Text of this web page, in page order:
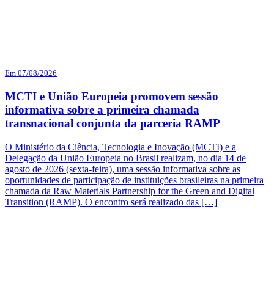
Em 07/08/2026
MCTI e União Europeia promovem sessão
informativa sobre a primeira chamada
transnacional conjunta da parceria RAMP
O Ministério da Ciência, Tecnologia e Inovação (MCTI) e a
Delegação da União Europeia no Brasil realizam, no dia 14 de
agosto de 2026 (sexta-feira), uma sessão informativa sobre as
oportunidades de participação de instituições brasileiras na primeira
chamada da Raw Materials Partnership for the Green and Digital
Transition (RAMP). O encontro será realizado das […]